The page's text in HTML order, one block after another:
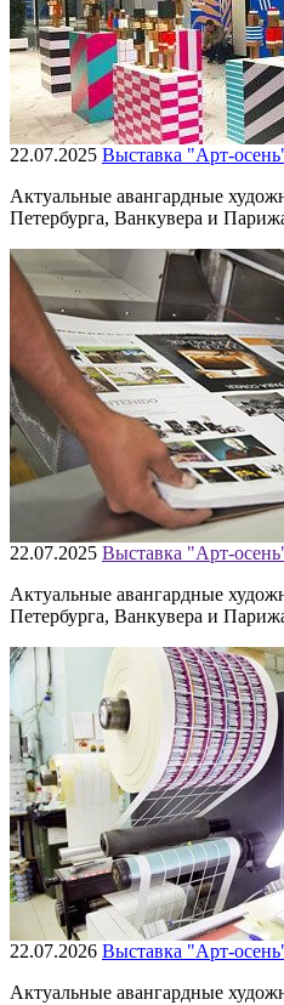
22.07.2025 Выставка "Арт-
Актуальные авангардные
Петербурга, Ванкувера и
22.07.2025 Выставка "Арт-
Актуальные авангардные
Петербурга, Ванкувера и
22.07.2026 Выставка "Арт-
Актуальные авангардные